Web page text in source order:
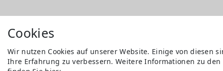
Cookies
Wir nutzen Cookies auf unserer Website. Einige von diesen
Ihre Erfahrung zu verbessern. Weitere Informationen zu